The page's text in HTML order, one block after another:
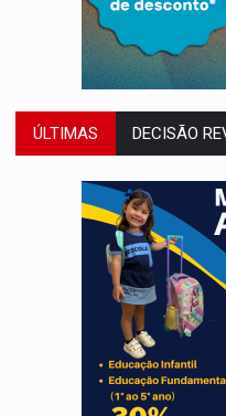
ÚLTIMAS CONEXÃO
ELEIÇÕES
VÍDEO:
BAIRRO
SUCESSO
SAÚDE